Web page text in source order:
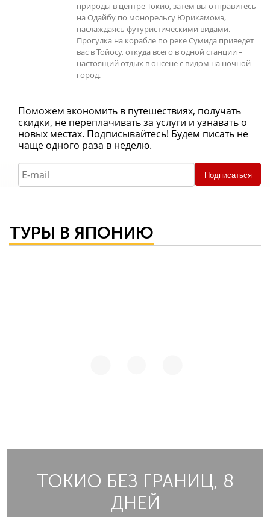
природы в центре Токио, затем вы отправитесь
на Одайбу по монорельсу Юрикамомэ,
наслаждаясь футуристическими видами.
Прогулка на корабле по реке Сумида приведет
вас в Тойосу, откуда всего в одной станции –
настоящий отдых в онсене с видом на ночной
город.
Поможем экономить в путешествиях, получать
скидки, не переплачивать за услуги и узнавать о
новых местах. Подписывайтесь! Будем писать не
чаще одного раза в неделю.
Подписаться
ТУРЫ В ЯПОНИЮ
ТОКИО БЕЗ ГРАНИЦ, 8
ДНЕЙ